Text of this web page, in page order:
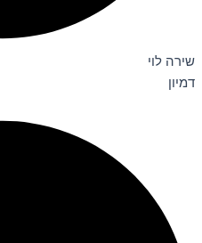
שירה לוי
דמיון